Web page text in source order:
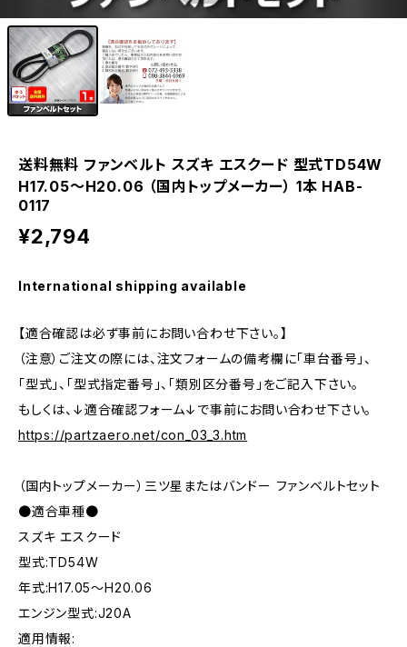
送料無料 ファンベルト スズキ エスクード 型式TD54W
H17.05～H20.06 （国内トップメーカー） 1本 HAB-
0117
¥2,794
International shipping available
【適合確認は必ず事前にお問い合わせ下さい。】
（注意）ご注文の際には、注文フォームの備考欄に「車台番号」、
「型式」、「型式指定番号」、「類別区分番号」をご記入下さい。
もしくは、↓適合確認フォーム↓で事前にお問い合わせ下さい。
https://partzaero.net/con_03_3.htm
（国内トップメーカー）三ツ星またはバンドー ファンベルトセット
●適合車種●
スズキ エスクード
型式:TD54W
年式:H17.05～H20.06
エンジン型式:J20A
適用情報: